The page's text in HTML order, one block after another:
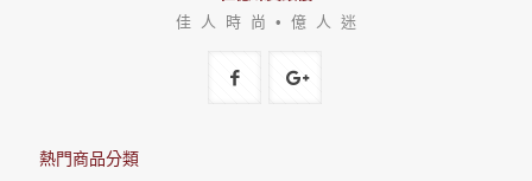
佳 人 時 尚 • 億 人 迷
熱門商品分類